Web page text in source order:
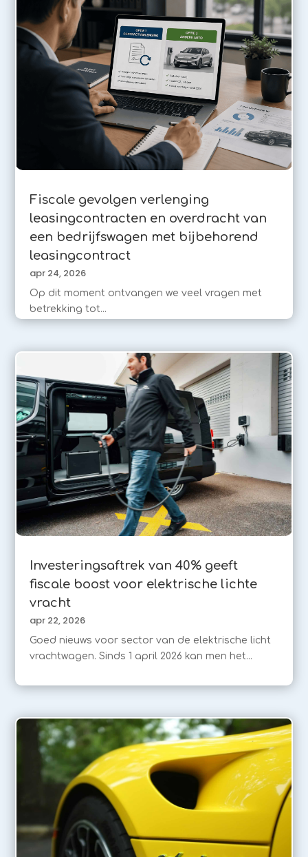
Fiscale gevolgen verlenging
leasingcontracten en overdracht van
een bedrijfswagen met bijbehorend
leasingcontract
apr 24, 2026
Op dit moment ontvangen we veel vragen met
betrekking tot...
Investeringsaftrek van 40% geeft
fiscale boost voor elektrische lichte
vracht
apr 22, 2026
Goed nieuws voor sector van de elektrische licht
vrachtwagen. Sinds 1 april 2026 kan men het...